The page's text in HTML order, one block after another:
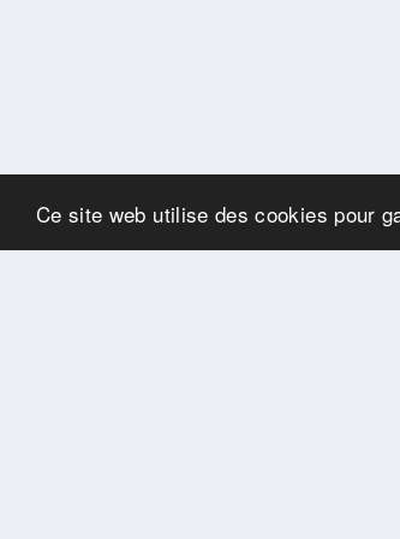
Ce site web utilise des cookies pour